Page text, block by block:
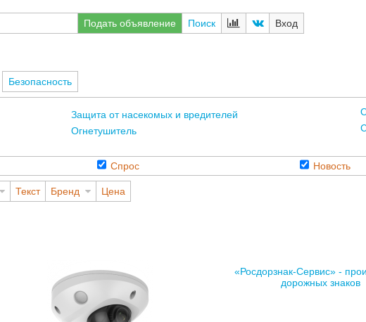
Подать объявление Поиск Вход
Безопасность
Защита от насекомых и вредителей
Огнетушитель
Спрос Новость
Текст Бренд Цена
«Росдорзнак-Сервис» -
дорожных знаков